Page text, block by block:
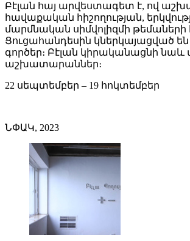
Բէլան հայ արվեստագետ է, ով
հավաքական հիշողության,
մարմնական սիմվոլիզմի թեմաների
Ցուցահանդեսին կներկայացված
գործեր։ Բէլան կիրականացնի նաև
աշխատարաններ։
22 սեպտեմբեր – 19 հոկտեմբեր
ՆՓԱԿ, 2023